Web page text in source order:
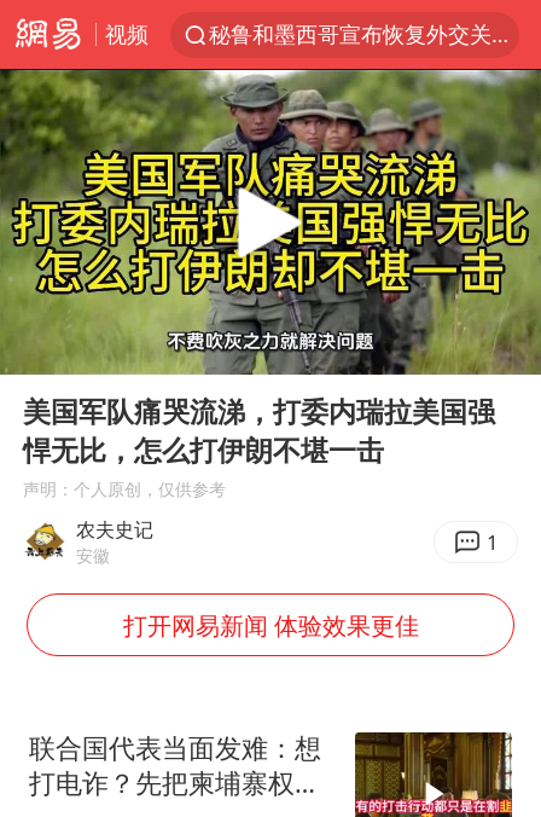
视频
秘鲁和墨西哥宣布恢复外交关系
沙特土耳其巴基斯坦签署共同防务协议
“电影+”如何激发千亿级消费新活力？
泉州市委书记张毅恭被查
台风白海豚已进入24小时警戒线
全球首个长时储能一体化产业园量产
台风白海豚或吞并鲸鱼 登陆地点更新
四川宜宾市高县4.9级地震致1人死亡
中巨芯：上半年归母净利润1405.77万元
胡彦斌韩磊 谁帮谁
胡彦斌获《歌手2026》歌王
38岁演员求职万岁山NPC成功
我国外贸延续良好增长态势
Play
00:00 06:58
美国军队痛哭流涕，打委内瑞拉美国强
悍无比，怎么打伊朗不堪一击
声明：个人原创，仅供参考
农夫史记
安徽 1
打开网易新闻 体验效果更佳
联合国代表当面发难：想
打电诈？先把柬埔寨权贵